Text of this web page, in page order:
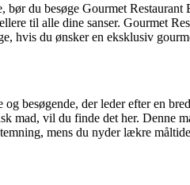
bør du besøge Gourmet
til alle dine sanser. Gourmet
hvis du ønsker en eksklusiv
besøgende, der leder efter en
mad, vil du finde det her.
mens du nyder lækre